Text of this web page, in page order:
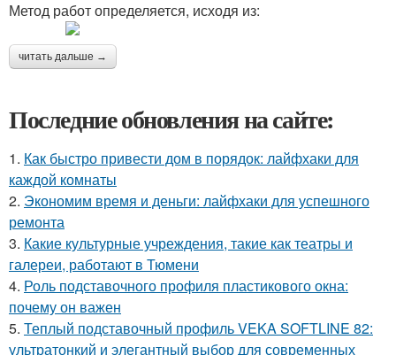
Метод работ определяется, исходя из:
читать дальше →
Последние обновления на сайте:
1. Как быстро привести дом в порядок: лайфхаки для
каждой комнаты
2. Экономим время и деньги: лайфхаки для успешного
ремонта
3. Какие культурные учреждения, такие как театры и
галереи, работают в Тюмени
4. Роль подставочного профиля пластикового окна:
почему он важен
5. Теплый подставочный профиль VEKA SOFTLINE 82:
ультратонкий и элегантный выбор для современных